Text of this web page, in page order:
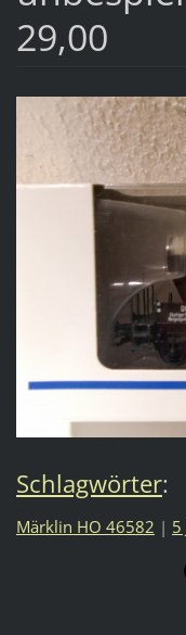
29,00
Schlagwörter:
Märklin HO 46582 | 5